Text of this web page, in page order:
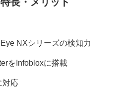
NXシリーズの検知力
をInfobloxに搭載
対応